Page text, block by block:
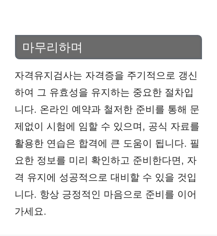
마무리하며
자격유지검사는 자격증을 주기적으로 갱신
하여 그 유효성을 유지하는 중요한 절차입
니다. 온라인 예약과 철저한 준비를 통해 문
제없이 시험에 임할 수 있으며, 공식 자료를
활용한 연습은 합격에 큰 도움이 됩니다. 필
요한 정보를 미리 확인하고 준비한다면, 자
격 유지에 성공적으로 대비할 수 있을 것입
니다. 항상 긍정적인 마음으로 준비를 이어
가세요.